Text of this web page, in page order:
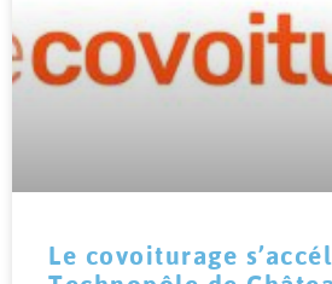
Le covoiturage